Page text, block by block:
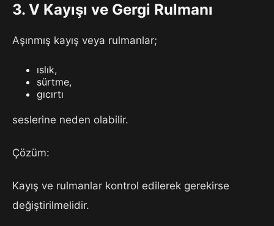
3. V Kayışı ve Gergi Rulmanı
Aşınmış kayış veya rulmanlar;
ıslık,
sürtme,
gıcırtı
seslerine neden olabilir.
Çözüm:
Kayış ve rulmanlar kontrol edilerek gerekirse
değiştirilmelidir.